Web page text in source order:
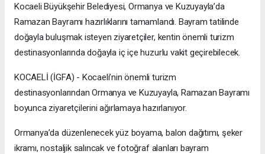
Kocaeli Büyükşehir Belediyesi, Ormanya ve Kuzuyayla’da
Ramazan Bayramı hazırlıklarını tamamlandı. Bayram tatilinde
doğayla buluşmak isteyen ziyaretçiler, kentin önemli turizm
destinasyonlarında doğayla iç içe huzurlu vakit geçirebilecek.
KOCAELİ (İGFA) - Kocaeli’nin önemli turizm
destinasyonlarından Ormanya ve Kuzuyayla, Ramazan Bayramı
boyunca ziyaretçilerini ağırlamaya hazırlanıyor.
Ormanya’da düzenlenecek yüz boyama, balon dağıtımı, şeker
ikramı, nostaljik salıncak ve fotoğraf alanları bayram